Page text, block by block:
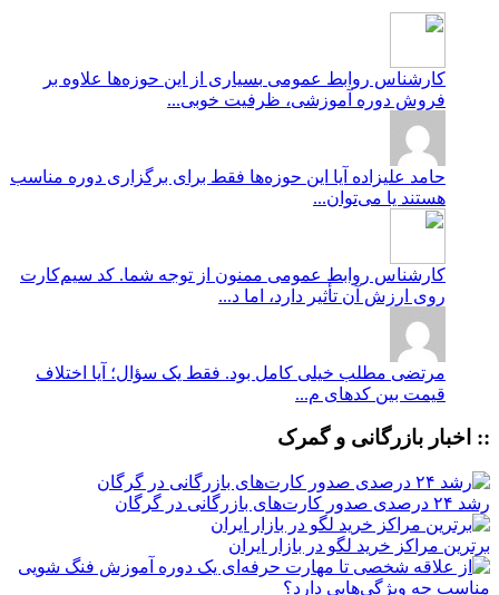
کارشناس روابط عمومی بسیاری از این حوزه‌ها علاوه بر
فروش دوره آموزشی، ظرفیت خوبی...
حامد علیزاده آیا این حوزه‌ها فقط برای برگزاری دوره مناسب
هستند یا می‌توان...
کارشناس روابط عمومی ممنون از توجه شما. کد سیم‌کارت
روی ارزش آن تأثیر دارد، اما د...
مرتضی مطلب خیلی کامل بود. فقط یک سؤال؛ آیا اختلاف
قیمت بین کدهای م...
:: اخبار بازرگانی و گمرک
رشد ۲۴ درصدی صدور کارت‌های بازرگانی در گرگان
برترین مراکز خرید لگو در بازار ایران